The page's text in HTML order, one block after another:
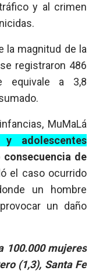
y al crimen
la magnitud de la
registraron 486
equivale a 3,8
MuMaLá
adolescentes
de
el caso ocurrido
un hombre
un daño
100.000 mujeres
(1,3), Santa Fe